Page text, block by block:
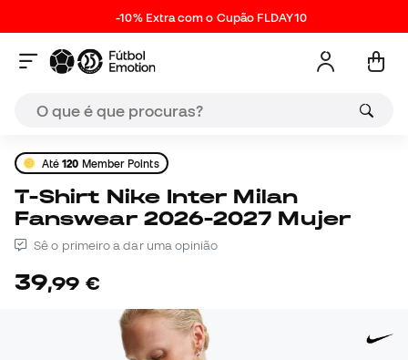
-10% Extra com o Cupão FLDAY10
Até120 Member Points
T-Shirt Nike Inter Milan
Fanswear 2026-2027 Mujer
Sê o primeiro a dar uma opinião
39,99 €